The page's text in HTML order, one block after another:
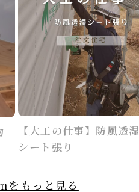
【大工の仕事】防風透
シート張り
もっと見る